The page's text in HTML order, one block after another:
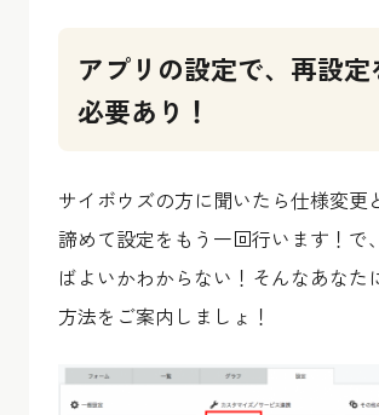
アプリの設定で、再設定
必要あり！
サイボウズの方に聞いたら仕様変更
諦めて設定をもう一回行います！で
ばよいかわからない！そんなあなた
方法をご案内しましょ！